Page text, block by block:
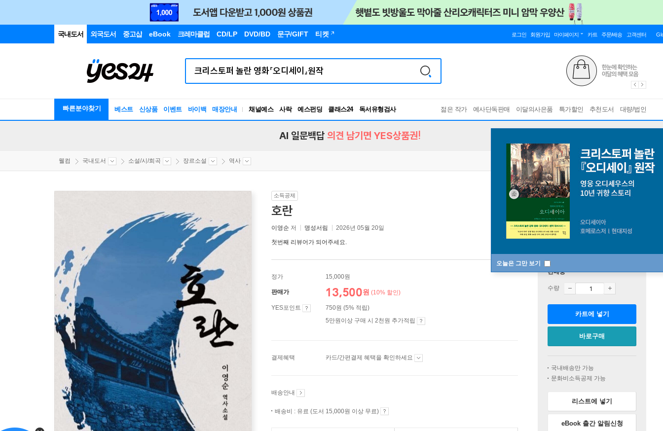
국내도서 외국도서 중고샵 eBook 크레마클럽 CD/LP DVD/BD 문구/GIFT 티켓 로그인 회원가입 마이페이지 카트 주문/배송 고객센터
빠른분야찾기 베스트 신상품 이벤트 바이백 매장안내 채널예스 사락 예스펀딩 클래스24
독서유형검사
RBTI Lab
젊은 작가 예사단독판매 이달의사은품 특가할인 추천도서 대량/법인
오늘은 그만 보기
AI 일문백답 의견 남기면 YES상품권!
웰컴 국내도서 소설/시/희곡 장르소설 역사
소득공제
호란
이영순 저 명성서림 2026년 05월 20일
첫번째 리뷰어가 되어주세요.
정가 15,000원
판매가 13,500원 (10% 할인)
YES포인트
750원 (5% 적립)
5만원이상 구매 시 2천원 추가적립
결제혜택 카드/간편결제 혜택을 확인하세요
배송안내
배송비 : 유료 (도서 15,000원 이상 무료)
판매중
수량
카트에 넣기
바로구매
국내배송만 가능
문화비소득공제 가능
리스트에 넣기
eBook 출간 알림신청